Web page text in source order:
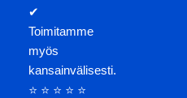
✔
Toimitamme
myös
kansainvälisesti.
⭐ ⭐ ⭐ ⭐ ⭐